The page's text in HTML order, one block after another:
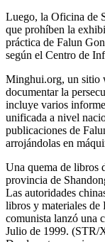
Luego, la Oficina de
que prohíben la
práctica de Falun
según el Centro de
Minghui.org, un sitio
documentar la
incluye varios
unificada a nivel
publicaciones de
arrojándolas en
Una quema de libros
provincia de
Las autoridades
libros y materiales de
comunista lanzó una
Julio de 1999. (STR/